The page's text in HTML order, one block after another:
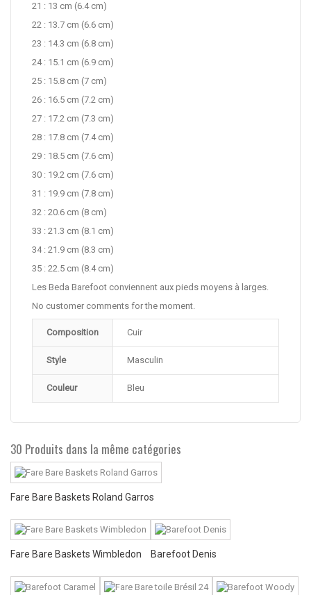
21 : 13 cm (6.4 cm)
22 : 13.7 cm (6.6 cm)
23 : 14.3 cm (6.8 cm)
24 : 15.1 cm (6.9 cm)
25 : 15.8 cm (7 cm)
26 : 16.5 cm (7.2 cm)
27 : 17.2 cm (7.3 cm)
28 : 17.8 cm (7.4 cm)
29 : 18.5 cm (7.6 cm)
30 : 19.2 cm (7.6 cm)
31 : 19.9 cm (7.8 cm)
32 : 20.6 cm (8 cm)
33 : 21.3 cm (8.1 cm)
34 : 21.9 cm (8.3 cm)
35 : 22.5 cm (8.4 cm)
Les Beda Barefoot conviennent aux pieds moyens à larges.
No customer comments for the moment.
Composition Cuir
Style Masculin
Couleur Bleu
30 Produits dans la même catégories
Fare Bare Baskets Roland Garros
Fare Bare Baskets Wimbledon Barefoot Denis